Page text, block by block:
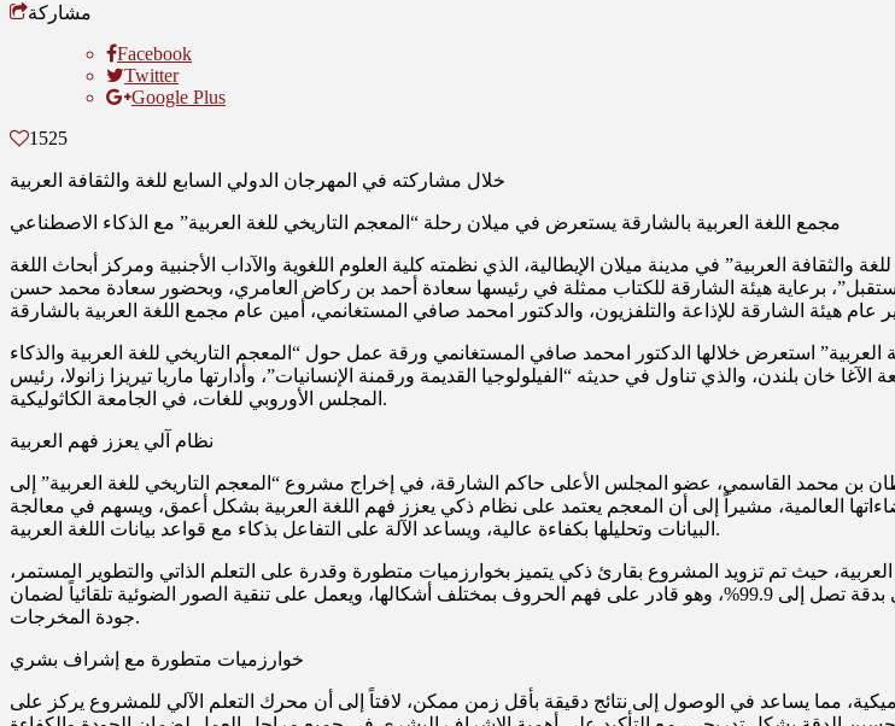
مشاركة
Facebook
Twitter
Google Plus
1525
خلال مشاركته في المهرجان الدولي السابع للغة والثقافة العربية
مجمع اللغة العربية بالشارقة يستعرض في ميلان رحلة “المعجم التاريخي للغة العربية” مع الذكاء الاصطناعي
العربية” في مدينة ميلان الإيطالية، الذي نظمته كلية العلوم اللغوية والآداب الأجنبية ومركز أبحاث اللغة
برعاية هيئة الشارقة للكتاب ممثلة في رئيسها سعادة أحمد بن ركاض العامري، وبحضور سعادة محمد حسن
بعنوان “جهود رقمنة اللغة العربية” استعرض خلالها الدكتور امحمد صافي المستغانمي ورقة عمل حول “المعجم التاريخي للغة العربية والذكاء
خان بلندن، والذي تناول في حديثه “الفيلولوجيا القديمة ورقمنة الإنسانيات”، وأدارتها ماريا تيريزا زانولا، رئيس
المجلس الأوروبي للغات، في الجامعة الكاثوليكية.
نظام آلي يعزز فهم العربية
بن محمد القاسمي، عضو المجلس الأعلى حاكم الشارقة، في إخراج مشروع “المعجم التاريخي للغة العربية” إلى
العالمية، مشيراً إلى أن المعجم يعتمد على نظام ذكي يعزز فهم اللغة العربية بشكل أعمق، ويسهم في معالجة
البيانات وتحليلها بكفاءة عالية، ويساعد الآلة على التفاعل بذكاء مع قواعد بيانات اللغة العربية.
حيث تم تزويد المشروع بقارئ ذكي يتميز بخوارزميات متطورة وقدرة على التعلم الذاتي والتطوير المستمر،
مما يُمكّنه من التعرف على الحروف العربية بدقة عالية. كما تم استخدام ماسح ضوئي ذكي بدقة تصل إلى 99.9%، وهو قادر على فهم الحروف بمختلف أشكالها، ويعمل على تنقية الصور الضوئية تلقائياً لضمان
جودة المخرجات.
خوارزميات متطورة مع إشراف بشري
مما يساعد في الوصول إلى نتائج دقيقة بأقل زمن ممكن، لافتاً إلى أن محرك التعلم الآلي للمشروع يركز على